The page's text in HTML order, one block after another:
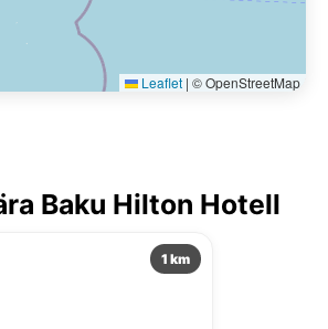
Leaflet | © OpenStreetMap
Baku Hilton Hotell
1 km